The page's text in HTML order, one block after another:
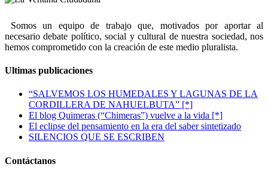
Somos un equipo de trabajo que, motivados por aportar al
necesario debate político, social y cultural de nuestra sociedad, nos
hemos comprometido con la creación de este medio pluralista.
Ultimas publicaciones
“SALVEMOS LOS HUMEDALES Y LAGUNAS DE LA
CORDILLERA DE NAHUELBUTA” [*]
El blog Quimeras (“Chimeras”) vuelve a la vida [*]
El eclipse del pensamiento en la era del saber sintetizado
SILENCIOS QUE SE ESCRIBEN
Contáctanos